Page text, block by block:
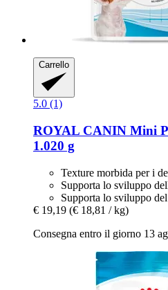
Carrello
5.0 (1)
ROYAL CANIN Mini
1.020 g
Texture morbida per i
Supporta lo sviluppo
Supporta lo sviluppo
€ 19,19 (€ 18,81 / kg)
Consegna entro il giorno 13